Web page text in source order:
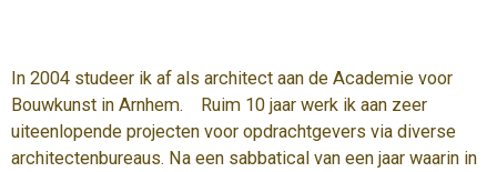
In 2004 studeer ik af als architect aan de Academie voor
Bouwkunst in Arnhem. Ruim 10 jaar werk ik aan zeer
uiteenlopende projecten voor opdrachtgevers via diverse
architectenbureaus. Na een sabbatical van een jaar waarin in